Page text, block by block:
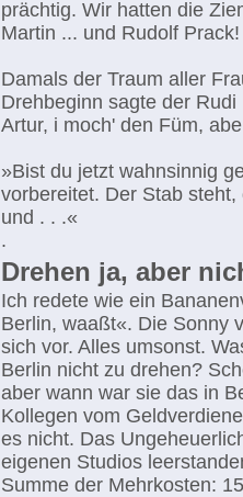
prächtig. Wir hatten die
Martin ... und Rudolf Prack!
Damals der Traum aller
Drehbeginn sagte der
Artur, i moch' den Füm,
»Bist du jetzt wahnsinnig
vorbereitet. Der Stab
und . . .«
.
Drehen ja, aber
Ich redete wie ein
Berlin, waaßt«. Die Sonny
sich vor. Alles umsonst.
Berlin nicht zu drehen?
aber wann war sie das in
Kollegen vom
es nicht. Das
eigenen Studios
Summe der Mehrkosten: